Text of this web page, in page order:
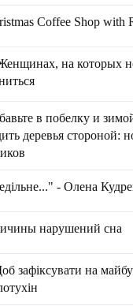
Coffee Shop with
на которых
в побелку и
деревья стороной:
- Олена
нарушений сна
зафіксувати на